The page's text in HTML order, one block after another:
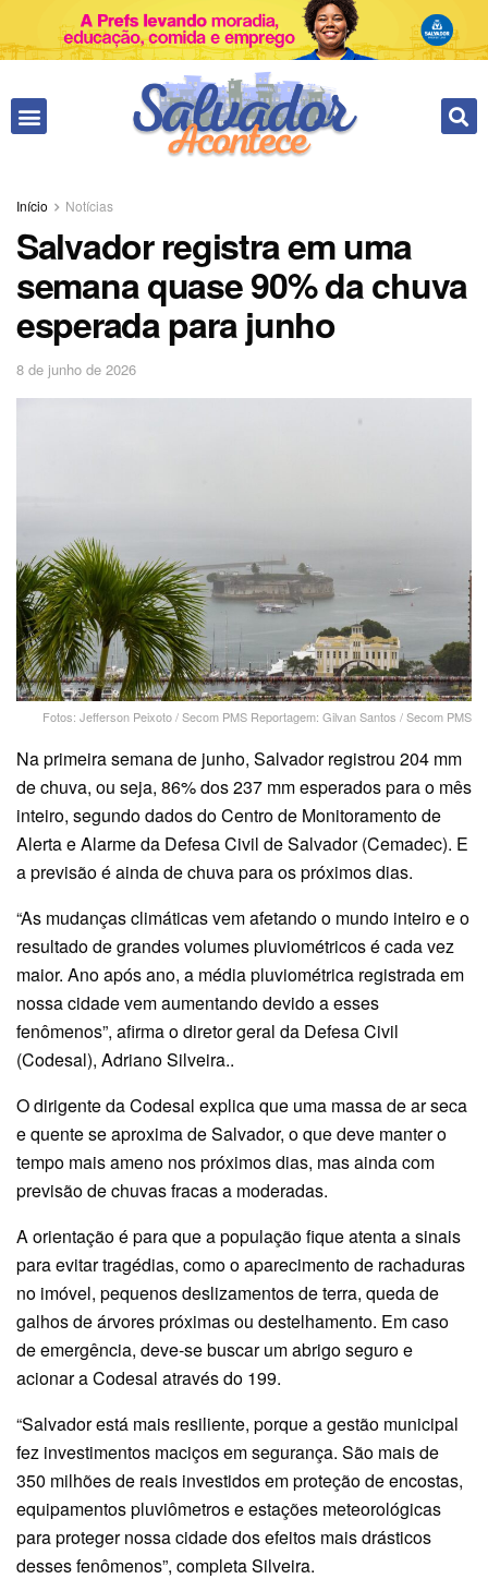
Início Notícias
Salvador registra em uma
semana quase 90% da chuva
esperada para junho
8 de junho de 2026
Fotos: Jefferson Peixoto / Secom PMS Reportagem: Gilvan Santos / Secom PMS
Na primeira semana de junho, Salvador registrou 204 mm
de chuva, ou seja, 86% dos 237 mm esperados para o mês
inteiro, segundo dados do Centro de Monitoramento de
Alerta e Alarme da Defesa Civil de Salvador (Cemadec). E
a previsão é ainda de chuva para os próximos dias.
“As mudanças climáticas vem afetando o mundo inteiro e o
resultado de grandes volumes pluviométricos é cada vez
maior. Ano após ano, a média pluviométrica registrada em
nossa cidade vem aumentando devido a esses
fenômenos”, afirma o diretor geral da Defesa Civil
(Codesal), Adriano Silveira..
O dirigente da Codesal explica que uma massa de ar seca
e quente se aproxima de Salvador, o que deve manter o
tempo mais ameno nos próximos dias, mas ainda com
previsão de chuvas fracas a moderadas.
A orientação é para que a população fique atenta a sinais
para evitar tragédias, como o aparecimento de rachaduras
no imóvel, pequenos deslizamentos de terra, queda de
galhos de árvores próximas ou destelhamento. Em caso
de emergência, deve-se buscar um abrigo seguro e
acionar a Codesal através do 199.
“Salvador está mais resiliente, porque a gestão municipal
fez investimentos maciços em segurança. São mais de
350 milhões de reais investidos em proteção de encostas,
equipamentos pluviômetros e estações meteorológicas
para proteger nossa cidade dos efeitos mais drásticos
desses fenômenos”, completa Silveira.